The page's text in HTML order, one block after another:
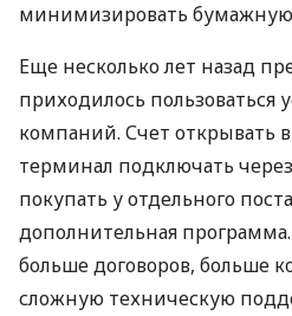
минимизировать бумажную
Еще несколько лет назад
приходилось пользоваться
компаний. Счет открывать
терминал подключать
покупать у отдельного
дополнительная программа.
больше договоров, больше
сложную техническую